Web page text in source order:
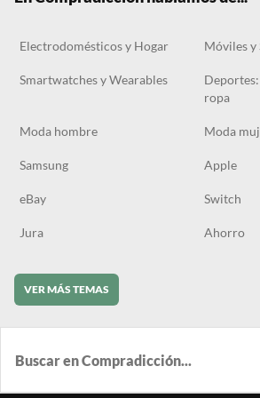
Electrodomésticos y Hogar Móviles y
Smartwatches y Wearables
ropa
Moda hombre Moda
Samsung Apple
eBay Switch
Jura Ahorro
VER MÁS TEMAS